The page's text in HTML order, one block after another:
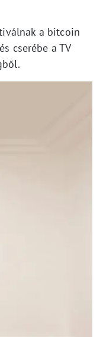
a bitcoin
cserébe a TV